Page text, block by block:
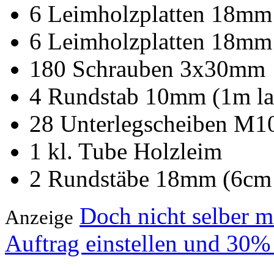
6 Leimholzplatten
6 Leimholzplatten
180 Schrauben 3x30mm
4 Rundstab 10mm (1m
28 Unterlegscheiben
1 kl. Tube Holzleim
2 Rundstäbe 18mm
Anzeige Doch nicht selber
Auftrag einstellen und